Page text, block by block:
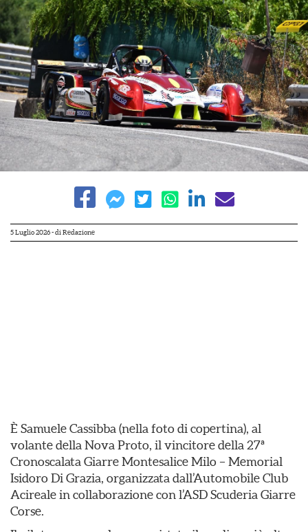
5 Luglio 2026- di Redazione
È Samuele Cassibba (nella foto di copertina), al
volante della Nova Proto, il vincitore della 27ª
Cronoscalata Giarre Montesalice Milo – Memorial
Isidoro Di Grazia, organizzata dall’Automobile Club
Acireale in collaborazione con l’ASD Scuderia Giarre
Corse.